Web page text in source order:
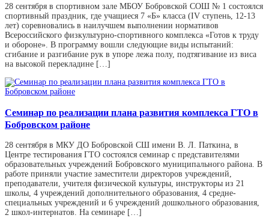
28 сентября в спортивном зале МБОУ Бобровской СОШ № 1 состоялся
спортивный праздник, где учащиеся 7 «Б» класса (IV ступень, 12-13
лет) соревновались в наилучшем выполнении нормативов
Всероссийского физкультурно-спортивного комплекса «Готов к труду
и обороне». В программу вошли следующие виды испытаний:
сгибание и разгибание рук в упоре лежа полу, подтягивание из виса
на высокой перекладине […]
Семинар по реализации плана развития комплекса ГТО в
Бобровском районе
28 сентября в МКУ ДО Бобровской СШ имени В. Л. Паткина, в
Центре тестирования ГТО состоялся семинар с представителями
образовательных учреждений Бобровского муниципального района. В
работе приняли участие заместители директоров учреждений,
преподаватели, учителя физической культуры, инструкторы из 21
школы, 4 учреждений дополнительного образования, 4 средне-
специальных учреждений и 6 учреждений дошкольного образования,
2 школ-интернатов. На семинаре […]